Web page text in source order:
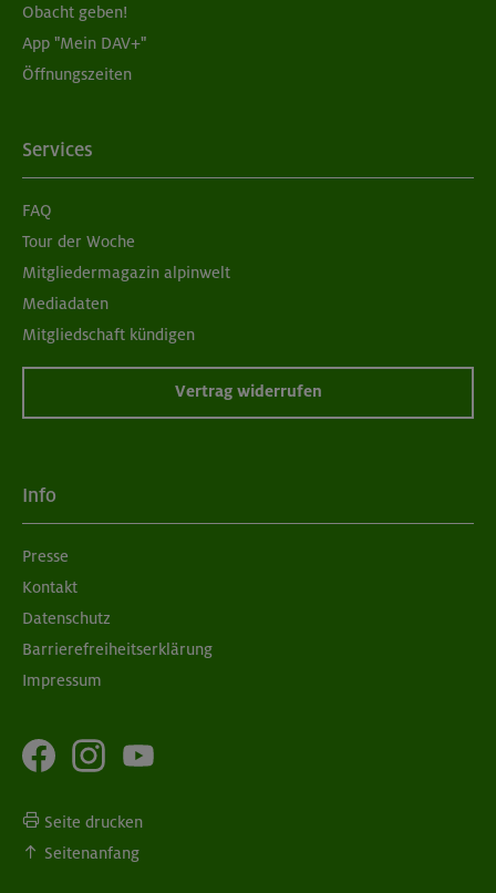
Obacht geben!
App "Mein DAV+"
Öffnungszeiten
Services
FAQ
Tour der Woche
Mitgliedermagazin alpinwelt
Mediadaten
Mitgliedschaft kündigen
Vertrag widerrufen
Info
Presse
Kontakt
Datenschutz
Barrierefreiheitserklärung
Impressum
Seite drucken
Seitenanfang